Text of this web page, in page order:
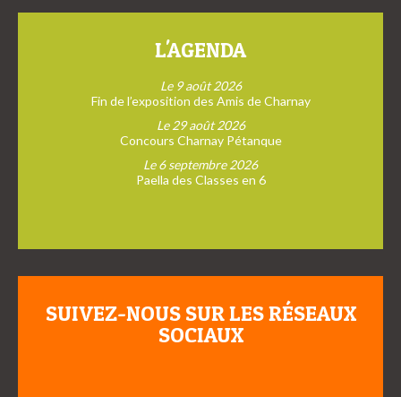
L'AGENDA
Le 9 août 2026
Fin de l’exposition des Amis de Charnay
Le 29 août 2026
Concours Charnay Pétanque
Le 6 septembre 2026
Paella des Classes en 6
SUIVEZ-NOUS SUR LES RÉSEAUX
SOCIAUX